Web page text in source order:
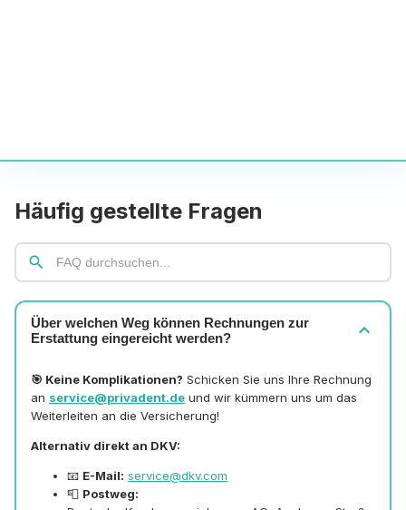
Häufig gestellte Fragen
search
Über welchen Weg können Rechnungen zur
Erstattung eingereicht werden?
expand_more
🎯 Keine Komplikationen? Schicken Sie uns Ihre Rechnung
an service@privadent.de und wir kümmern uns um das
Weiterleiten an die Versicherung!
Alternativ direkt an DKV:
📧 E-Mail: service@dkv.com
📮 Postweg: